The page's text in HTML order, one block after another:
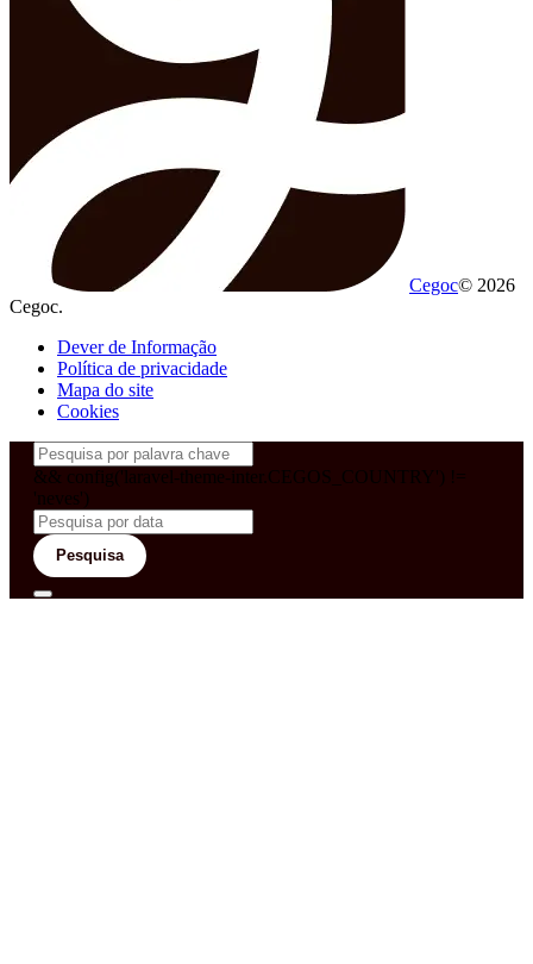
Cegoc© 2026
Cegoc.
Dever de Informação
Política de privacidade
Mapa do site
Cookies
&& config('laravel-theme-inter.CEGOS_COUNTRY') !=
'neves')
Pesquisa